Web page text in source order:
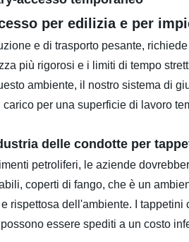
per edilizia e per
e di trasporto pesante,
più rigorosi e i limiti di tempo
ambiente, il nostro sistema di
per una superficie di lavoro
delle condotte per
petroliferi, le aziende
coperti di fango, che è un
rispettosa dell'ambiente. I
essere spediti a un costo